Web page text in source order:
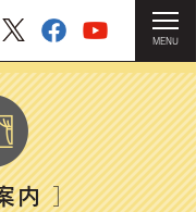
MENU
内］